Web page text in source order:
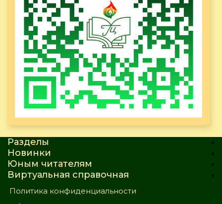
Разделы
Новинки
Юным читателям
Виртуальная справочная
Политика конфиденциальности